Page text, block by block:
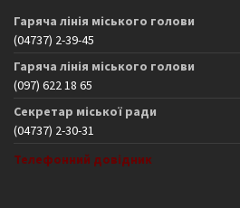
Гаряча лінія міського голови
(04737) 2-39-45
Гаряча лінія міського голови
(097) 622 18 65
Секретар міської ради
(04737) 2-30-31
Телефонний довідник